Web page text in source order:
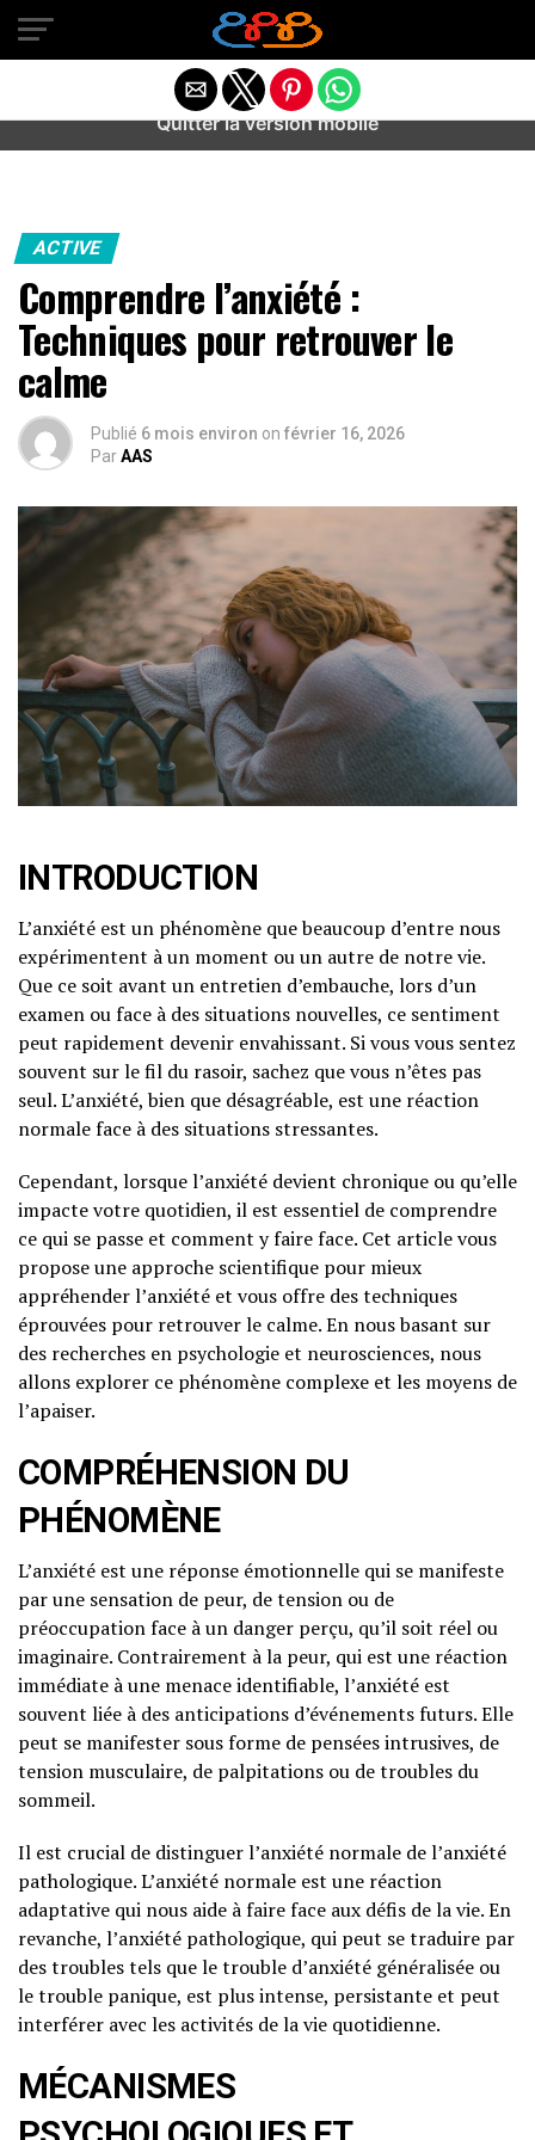
Warning
: preg_match(): Unknown modifier '/' in
/home/u589487443/domains/aideanxietestress.fr/
content/plugins/idev-post-views/includes/class-bots.php
ACTIVE
Comprendre l’anxiété :
Techniques pour retrouver le
calme
Publié 6 mois environ on février 16, 2026
ParAAS
INTRODUCTION
L’anxiété est un phénomène que beaucoup d’entre nous
expérimentent à un moment ou un autre de notre vie.
Que ce soit avant un entretien d’embauche, lors d’un
examen ou face à des situations nouvelles, ce sentiment
peut rapidement devenir envahissant. Si vous vous sentez
souvent sur le fil du rasoir, sachez que vous n’êtes pas
seul. L’anxiété, bien que désagréable, est une réaction
normale face à des situations stressantes.
Cependant, lorsque l’anxiété devient chronique ou qu’elle
impacte votre quotidien, il est essentiel de comprendre
ce qui se passe et comment y faire face. Cet article vous
propose une approche scientifique pour mieux
appréhender l’anxiété et vous offre des techniques
éprouvées pour retrouver le calme. En nous basant sur
des recherches en psychologie et neurosciences, nous
allons explorer ce phénomène complexe et les moyens de
l’apaiser.
COMPRÉHENSION DU
PHÉNOMÈNE
L’anxiété est une réponse émotionnelle qui se manifeste
par une sensation de peur, de tension ou de
préoccupation face à un danger perçu, qu’il soit réel ou
imaginaire. Contrairement à la peur, qui est une réaction
immédiate à une menace identifiable, l’anxiété est
souvent liée à des anticipations d’événements futurs. Elle
peut se manifester sous forme de pensées intrusives, de
tension musculaire, de palpitations ou de troubles du
sommeil.
Il est crucial de distinguer l’anxiété normale de l’anxiété
pathologique. L’anxiété normale est une réaction
adaptative qui nous aide à faire face aux défis de la vie. En
revanche, l’anxiété pathologique, qui peut se traduire par
des troubles tels que le trouble d’anxiété généralisée ou
le trouble panique, est plus intense, persistante et peut
interférer avec les activités de la vie quotidienne.
MÉCANISMES
Quitter la version mobile